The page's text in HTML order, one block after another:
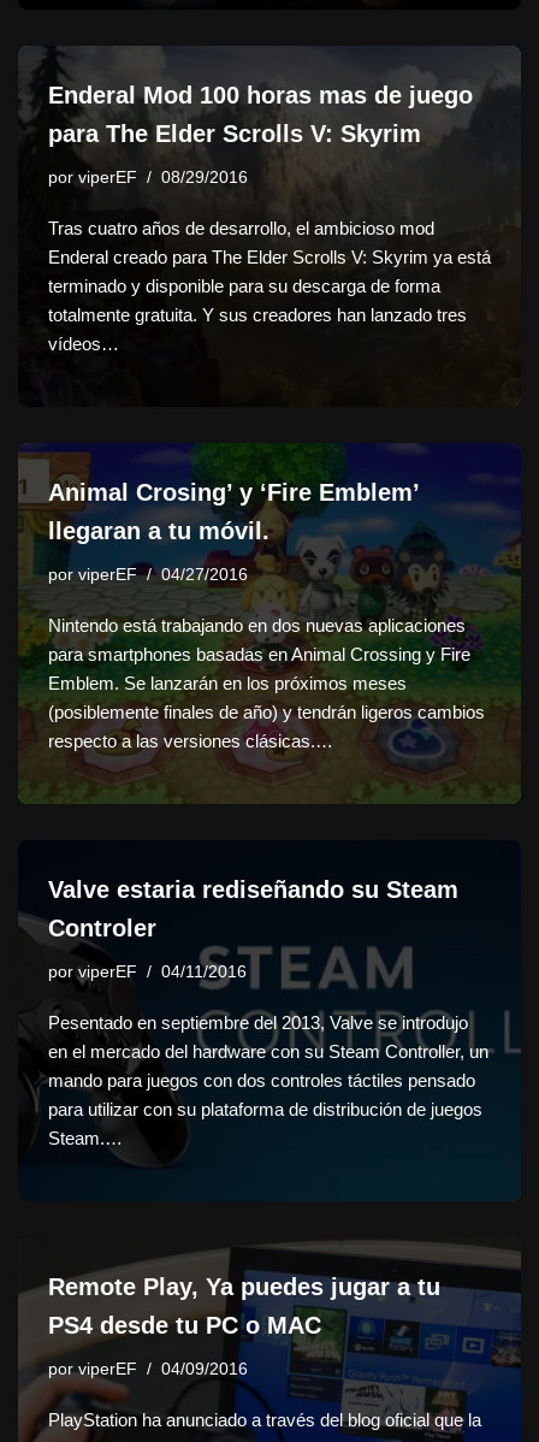
Enderal Mod 100 horas mas de juego
para The Elder Scrolls V: Skyrim
por viperEF 08/29/2016
Tras cuatro años de desarrollo, el ambicioso mod
Enderal creado para The Elder Scrolls V: Skyrim ya está
terminado y disponible para su descarga de forma
totalmente gratuita. Y sus creadores han lanzado tres
vídeos…
Animal Crosing’ y ‘Fire Emblem’
llegaran a tu móvil.
por viperEF 04/27/2016
Nintendo está trabajando en dos nuevas aplicaciones
para smartphones basadas en Animal Crossing y Fire
Emblem. Se lanzarán en los próximos meses
(posiblemente finales de año) y tendrán ligeros cambios
respecto a las versiones clásicas.…
Valve estaria rediseñando su Steam
Controler
porviperEF 04/11/2016
Pesentado en septiembre del 2013, Valve se introdujo
en el mercado del hardware con su Steam Controller, un
mando para juegos con dos controles táctiles pensado
para utilizar con su plataforma de distribución de juegos
Steam.…
Remote Play, Ya puedes jugar a tu
PS4 desde tu PC o MAC
porviperEF 04/09/2016
PlayStation ha anunciado a través del blog oficial que la